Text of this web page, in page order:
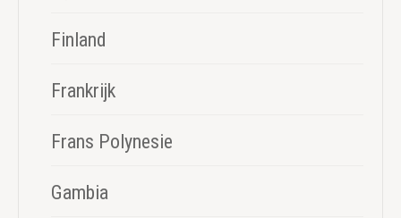
Finland
Frankrijk
Frans Polynesie
Gambia